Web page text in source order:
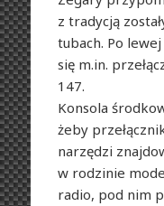
z tradycją
tubach. Po
się m.in.
147.
Konsola
żeby
narzędzi
w rodzinie
radio, pod nim